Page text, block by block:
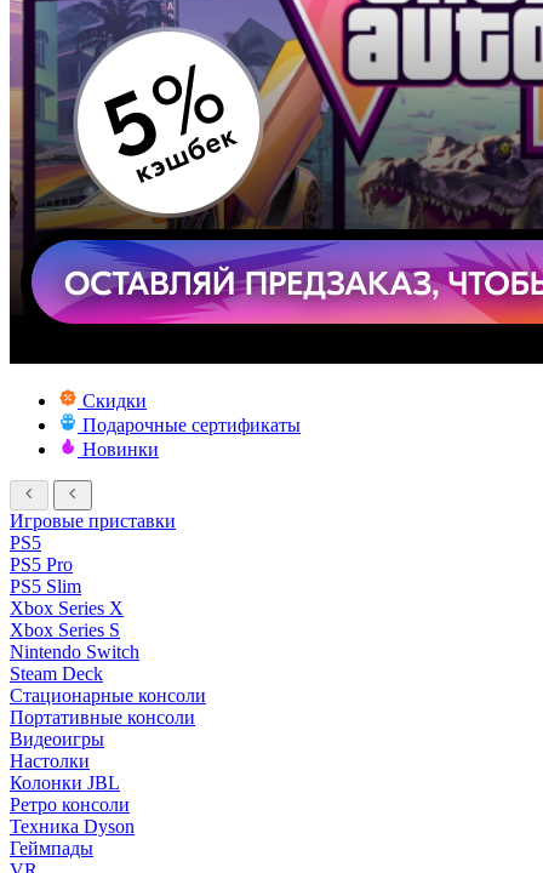
Скидки
Подарочные сертификаты
Новинки
Игровые приставки
PS5
PS5 Pro
PS5 Slim
Xbox Series X
Xbox Series S
Nintendo Switch
Steam Deck
Стационарные консоли
Портативные консоли
Видеоигры
Настолки
Колонки JBL
Ретро консоли
Техника Dyson
Геймпады